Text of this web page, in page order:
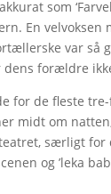
som
En velvoksen
var så
dens forældre
for de fleste
midt om
særligt for
og ’leka